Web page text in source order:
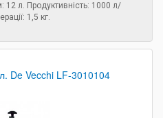
л. Продуктивність: 1000 л/
1,5 кг.
De Vecchi LF-3010104